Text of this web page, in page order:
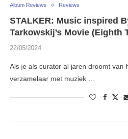
Album Reviews Reviews
STALKER: Music inspired
Tarkowskij’s Movie (Eighth
22/05/2024
Als je als curator al jaren droomt van
verzamelaar met muziek …